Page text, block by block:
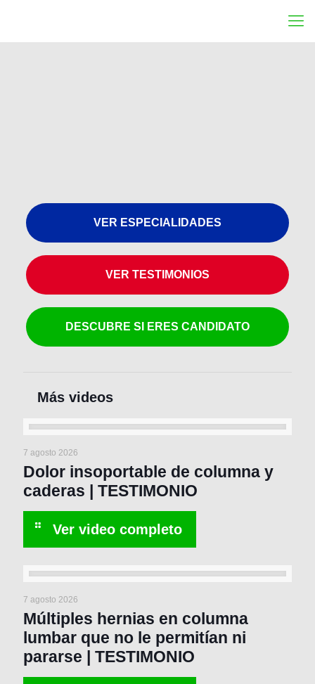
VER ESPECIALIDADES
VER TESTIMONIOS
DESCUBRE SI ERES CANDIDATO
7 agosto 2026
Dolor insoportable de columna y
caderas | TESTIMONIO
7 agosto 2026
Múltiples hernias en columna
lumbar que no le permitían ni
pararse | TESTIMONIO